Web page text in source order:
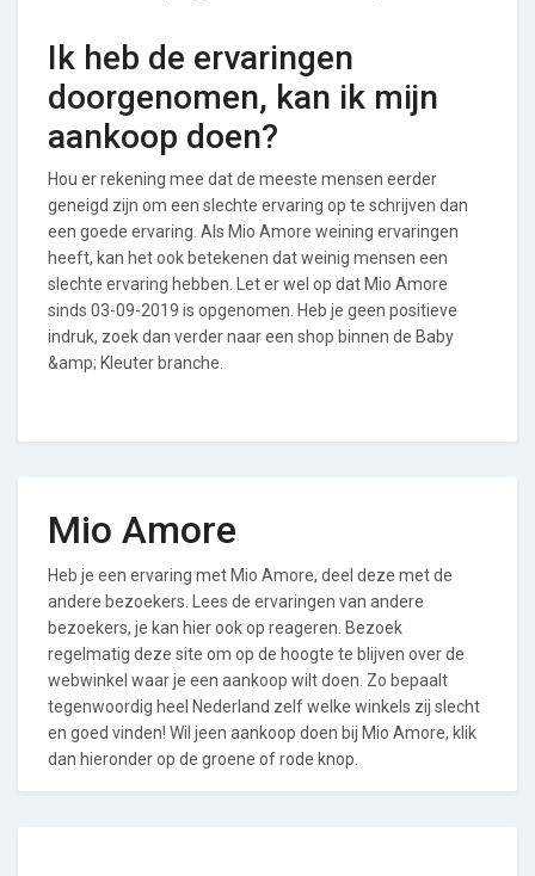
Ik heb de ervaringen
doorgenomen, kan ik mijn
aankoop doen?
Hou er rekening mee dat de meeste mensen eerder
geneigd zijn om een slechte ervaring op te schrijven dan
een goede ervaring. Als Mio Amore weining ervaringen
heeft, kan het ook betekenen dat weinig mensen een
slechte ervaring hebben. Let er wel op dat Mio Amore
sinds 03-09-2019 is opgenomen. Heb je geen positieve
indruk, zoek dan verder naar een shop binnen de Baby
&amp; Kleuter branche.
Mio Amore
Heb je een ervaring met Mio Amore, deel deze met de
andere bezoekers. Lees de ervaringen van andere
bezoekers, je kan hier ook op reageren. Bezoek
regelmatig deze site om op de hoogte te blijven over de
webwinkel waar je een aankoop wilt doen. Zo bepaalt
tegenwoordig heel Nederland zelf welke winkels zij slecht
en goed vinden! Wil jeen aankoop doen bij Mio Amore, klik
dan hieronder op de groene of rode knop.